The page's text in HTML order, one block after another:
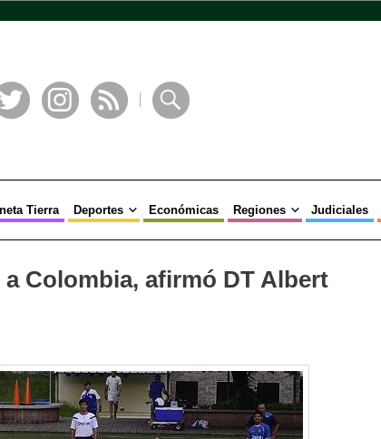
Tierra Deportes Económicas Regiones Judiciales
Colombia, afirmó DT Albert